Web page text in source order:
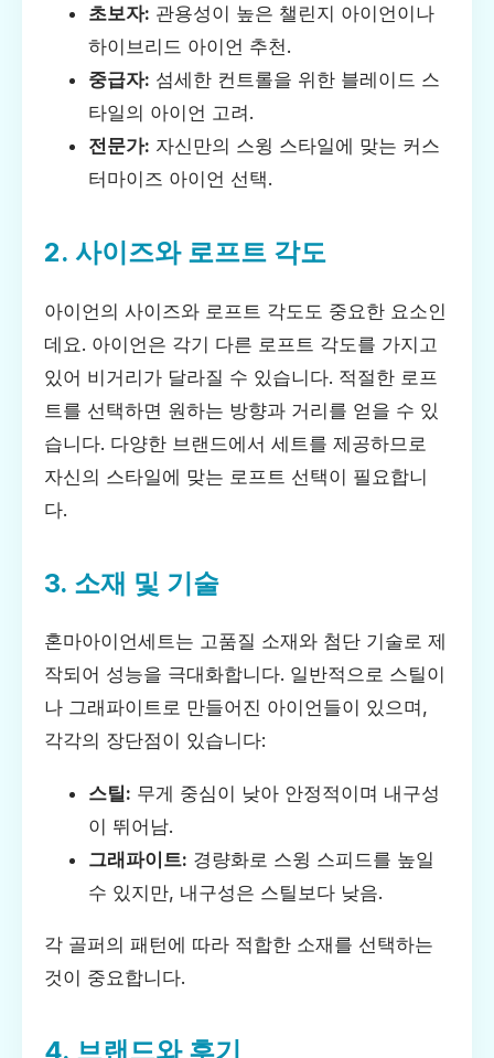
초보자: 관용성이 높은 챌린지 아이언이나
하이브리드 아이언 추천.
중급자: 섬세한 컨트롤을 위한 블레이드 스
타일의 아이언 고려.
전문가: 자신만의 스윙 스타일에 맞는 커스
터마이즈 아이언 선택.
2. 사이즈와 로프트 각도
아이언의 사이즈와 로프트 각도도 중요한 요소인
데요. 아이언은 각기 다른 로프트 각도를 가지고
있어 비거리가 달라질 수 있습니다. 적절한 로프
트를 선택하면 원하는 방향과 거리를 얻을 수 있
습니다. 다양한 브랜드에서 세트를 제공하므로
자신의 스타일에 맞는 로프트 선택이 필요합니
다.
3. 소재 및 기술
혼마아이언세트는 고품질 소재와 첨단 기술로 제
작되어 성능을 극대화합니다. 일반적으로 스틸이
나 그래파이트로 만들어진 아이언들이 있으며,
각각의 장단점이 있습니다:
스틸: 무게 중심이 낮아 안정적이며 내구성
이 뛰어남.
그래파이트: 경량화로 스윙 스피드를 높일
수 있지만, 내구성은 스틸보다 낮음.
각 골퍼의 패턴에 따라 적합한 소재를 선택하는
것이 중요합니다.
4. 브랜드와 후기